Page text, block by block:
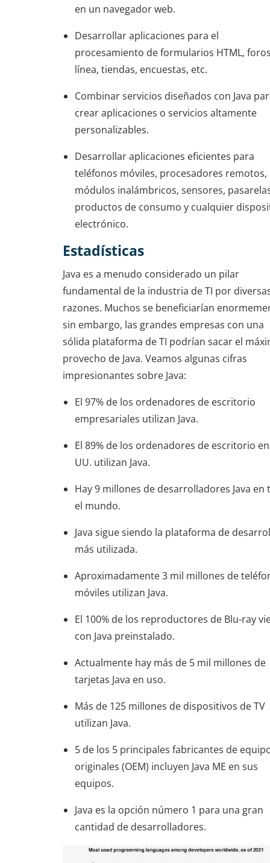
en un navegador web.
Desarrollar aplicaciones para el
procesamiento de formularios HTML,
línea, tiendas, encuestas, etc.
Combinar servicios diseñados con Java
crear aplicaciones o servicios altamente
personalizables.
Desarrollar aplicaciones eficientes para
teléfonos móviles, procesadores remotos,
módulos inalámbricos, sensores,
productos de consumo y cualquier
electrónico.
Estadísticas
Java es a menudo considerado un pilar
fundamental de la industria de TI por
razones. Muchos se beneficiarían
sin embargo, las grandes empresas con una
sólida plataforma de TI podrían sacar el
provecho de Java. Veamos algunas cifras
impresionantes sobre Java:
El 97% de los ordenadores de escritorio
empresariales utilizan Java.
El 89% de los ordenadores de escritorio en
UU. utilizan Java.
Hay 9 millones de desarrolladores Java en
el mundo.
Java sigue siendo la plataforma de
más utilizada.
Aproximadamente 3 mil millones de
móviles utilizan Java.
El 100% de los reproductores de Blu-ray
con Java preinstalado.
Actualmente hay más de 5 mil millones de
tarjetas Java en uso.
Más de 125 millones de dispositivos de TV
utilizan Java.
5 de los 5 principales fabricantes de
originales (OEM) incluyen Java ME en sus
equipos.
Java es la opción número 1 para una gran
cantidad de desarrolladores.